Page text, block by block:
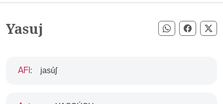
Yasuj Compartir
AFI : jasúʃ